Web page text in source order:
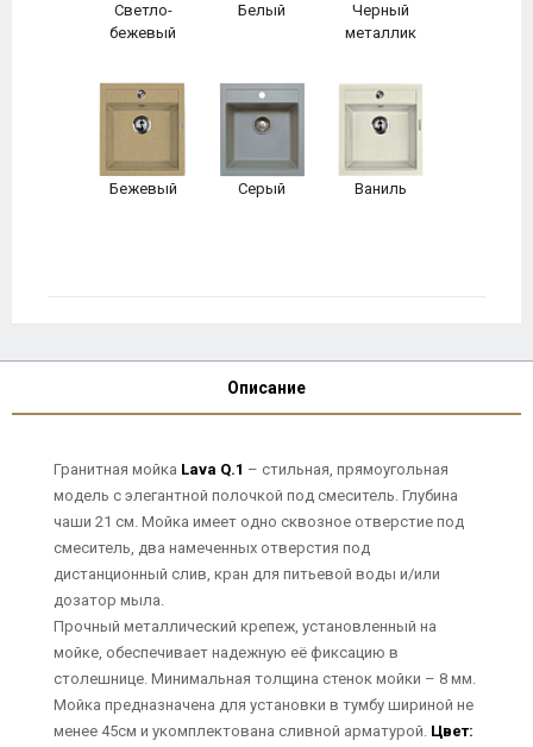
Светло-
бежевый
Белый
Черный
металлик
Бежевый Серый Ваниль
Описание
Гранитная мойка Lava Q.1 – стильная, прямоугольная
модель с элегантной полочкой под смеситель. Глубина
чаши 21 см. Мойка имеет одно сквозное отверстие под
смеситель, два намеченных отверстия под
дистанционный слив, кран для питьевой воды и/или
дозатор мыла.
Прочный металлический крепеж, установленный на
мойке, обеспечивает надежную её фиксацию в
столешнице. Минимальная толщина стенок мойки – 8 мм.
Мойка предназначена для установки в тумбу шириной не
менее 45см и укомплектована сливной арматурой. Цвет: